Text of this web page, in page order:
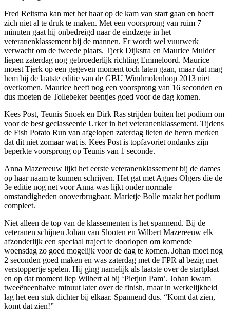
Fred Reitsma kan met het haar op de kam van start gaan en hoeft
zich niet al te druk te maken. Met een voorsprong van ruim 7
minuten gaat hij onbedreigd naar de eindzege in het
veteranenklassement bij de mannen. Er wordt wel vuurwerk
verwacht om de tweede plaats. Tjerk Dijkstra en Maurice Mulder
liepen zaterdag nog gebroederlijk richting Emmeloord. Maurice
moest Tjerk op een gegeven moment toch laten gaan, maar dat mag
hem bij de laatste editie van de GBU Windmolenloop 2013 niet
overkomen. Maurice heeft nog een voorsprong van 16 seconden en
dus moeten de Tollebeker beentjes goed voor de dag komen.
Kees Post, Teunis Snoek en Dirk Ras strijden buiten het podium om
voor de best geclasseerde Urker in het veteranenklassement. Tijdens
de Fish Potato Run van afgelopen zaterdag lieten de heren merken
dat dit niet zomaar wat is. Kees Post is topfavoriet ondanks zijn
beperkte voorsprong op Teunis van 1 seconde.
Anna Mazereeuw lijkt het eerste veteranenklassement bij de dames
op haar naam te kunnen schrijven. Het gat met Agnes Olgers die de
3e editie nog net voor Anna was lijkt onder normale
omstandigheden onoverbrugbaar. Marietje Bolle maakt het podium
compleet.
Niet alleen de top van de klassementen is het spannend. Bij de
veteranen schijnen Johan van Slooten en Wilbert Mazereeuw elk
afzonderlijk een speciaal traject te doorlopen om komende
woensdag zo goed mogelijk voor de dag te komen. Johan moet nog
2 seconden goed maken en was zaterdag met de FPR al bezig met
verstoppertje spelen. Hij ging namelijk als laatste over de startplaat
en op dat moment liep Wilbert al bij ‘Pietjun Pam’. Johan kwam
tweeëneenhalve minuut later over de finish, maar in werkelijkheid
lag het een stuk dichter bij elkaar. Spannend dus. “Komt dat zien,
komt dat zien!”